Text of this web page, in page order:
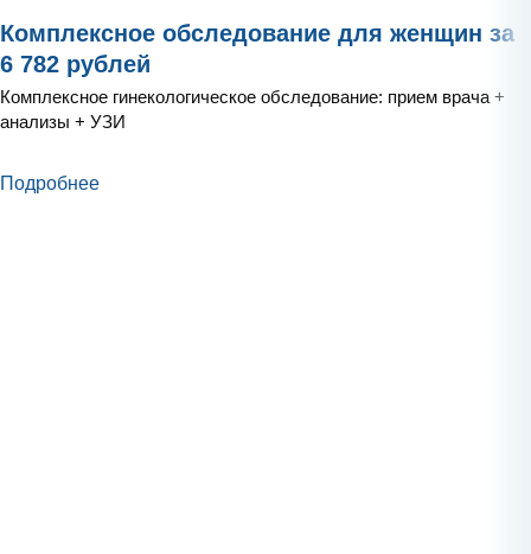
Комплексное обследование для женщин за
6 782 рублей
Комплексное гинекологическое обследование: прием врача +
анализы + УЗИ
Подробнее